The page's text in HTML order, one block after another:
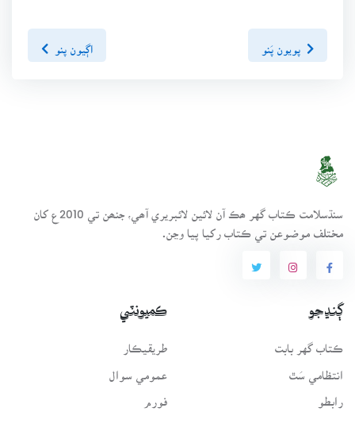
پويون پَنو اڳيون پنو
سنڌسلامت ڪتاب گهر ھڪ آن لائين لائبريري آھي، جنھن تي 2010ع کان
مختلف موضوعن تي ڪتاب رکيا پيا وڃن.
ڳنڍجو
ڪتاب گهر بابت
انتظامي سَٿ
رابطو
ڪميونٽي
طريقيڪار
عمومي سوال
فورم